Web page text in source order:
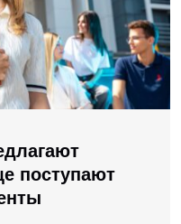
поступают